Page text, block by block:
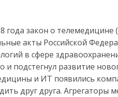
года закон о
акты Российской
в сфере
и подстегнул развитие
и ИТ появились
друг друга. Агрегаторы